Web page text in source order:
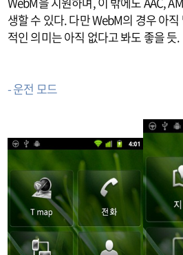
생할 수 있다. 다만 WebM의 경우 아
적인 의미는 아직 없다고 봐도 좋을 듯.
- 운전 모드